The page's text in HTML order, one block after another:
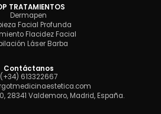
TRATAMIENTOS
Dermapen
Facial Profunda
Flacidez Facial
Láser Barba
Contáctanos
(+34) 613322667
28341 Valdemoro, Madrid, España.